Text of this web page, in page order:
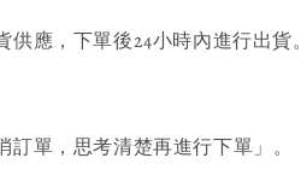
供應，下單後24小時內進行出貨。
訂單，思考清楚再進行下單」。